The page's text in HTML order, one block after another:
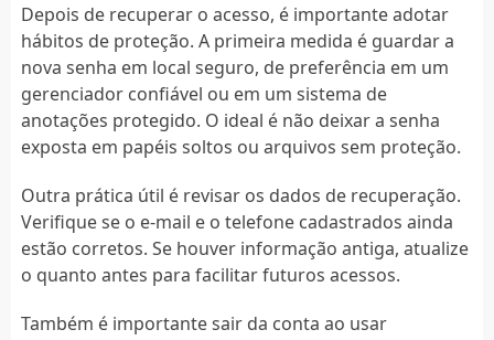
Depois de recuperar o acesso, é importante adotar
hábitos de proteção. A primeira medida é guardar a
nova senha em local seguro, de preferência em um
gerenciador confiável ou em um sistema de
anotações protegido. O ideal é não deixar a senha
exposta em papéis soltos ou arquivos sem proteção.
Outra prática útil é revisar os dados de recuperação.
Verifique se o e-mail e o telefone cadastrados ainda
estão corretos. Se houver informação antiga, atualize
o quanto antes para facilitar futuros acessos.
Também é importante sair da conta ao usar